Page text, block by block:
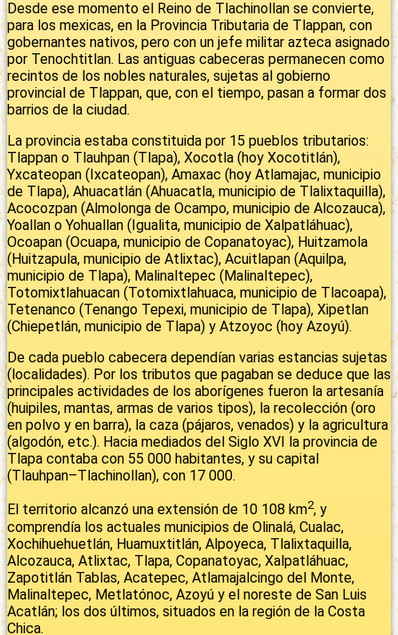
Desde ese momento el Reino de Tlachinollan se convierte,
para los mexicas, en la Provincia Tributaria de Tlappan, con
gobernantes nativos, pero con un jefe militar azteca asignado
por Tenochtitlan. Las antiguas cabeceras permanecen como
recintos de los nobles naturales, sujetas al gobierno
provincial de Tlappan, que, con el tiempo, pasan a formar dos
barrios de la ciudad.
La provincia estaba constituida por 15 pueblos tributarios:
Tlappan o Tlauhpan (Tlapa), Xocotla (hoy Xocotitlán),
Yxcateopan (Ixcateopan), Amaxac (hoy Atlamajac, municipio
de Tlapa), Ahuacatlán (Ahuacatla, municipio de Tlalixtaquilla),
Acocozpan (Almolonga de Ocampo, municipio de Alcozauca),
Yoallan o Yohuallan (Igualita, municipio de Xalpatláhuac),
Ocoapan (Ocuapa, municipio de Copanatoyac), Huitzamola
(Huitzapula, municipio de Atlixtac), Acuitlapan (Aquilpa,
municipio de Tlapa), Malinaltepec (Malinaltepec),
Totomixtlahuacan (Totomixtlahuaca, municipio de Tlacoapa),
Tetenanco (Tenango Tepexi, municipio de Tlapa), Xipetlan
(Chiepetlán, municipio de Tlapa) y Atzoyoc (hoy Azoyú).
De cada pueblo cabecera dependían varias estancias sujetas
(localidades). Por los tributos que pagaban se deduce que las
principales actividades de los aborígenes fueron la artesanía
(huipiles, mantas, armas de varios tipos), la recolección (oro
en polvo y en barra), la caza (pájaros, venados) y la agricultura
(algodón, etc.). Hacia mediados del Siglo XVI la provincia de
Tlapa contaba con 55 000 habitantes, y su capital
(Tlauhpan–Tlachinollan), con 17 000.
El territorio alcanzó una extensión de 10 108 km2, y
comprendía los actuales municipios de Olinalá, Cualac,
Xochihuehuetlán, Huamuxtitlán, Alpoyeca, Tlalixtaquilla,
Alcozauca, Atlixtac, Tlapa, Copanatoyac, Xalpatláhuac,
Zapotitlán Tablas, Acatepec, Atlamajalcingo del Monte,
Malinaltepec, Metlatónoc, Azoyú y el noreste de San Luis
Acatlán; los dos últimos, situados en la región de la Costa
Chica.